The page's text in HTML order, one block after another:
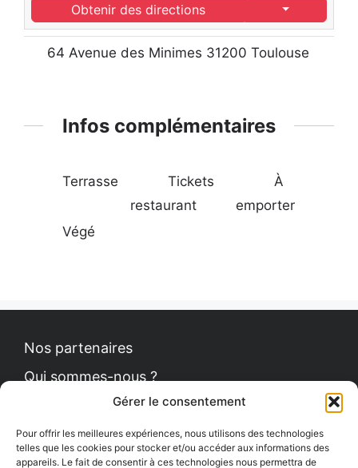
Gérer le consentement
Pour offrir les meilleures expériences, nous utilisons des technologies
telles que les cookies pour stocker et/ou accéder aux informations des
appareils. Le fait de consentir à ces technologies nous permettra de
Obtenir des directions
64 Avenue des Minimes 31200 Toulouse
Infos complémentaires
Terrasse
Tickets
restaurant
À
emporter
Végé
Nos partenaires
Qui sommes-nous ?
Politique de cookies